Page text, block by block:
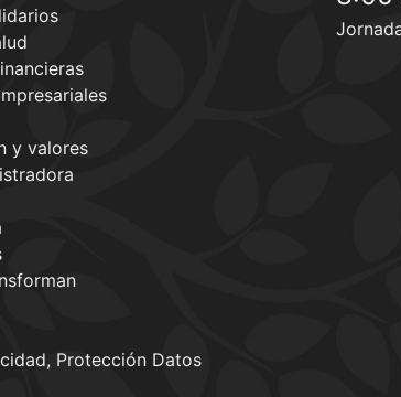
y valores
Protección Datos